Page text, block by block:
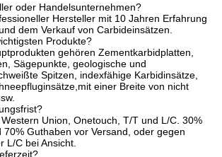
oder Handelsunternehmen?
Hersteller mit 10 Jahren Erfahrung
dem Verkauf von Carbideinsätzen.
Produkte?
gehören Zementkarbidplatten,
Sägepunkte, geologische und
Spitzen, indexfähige Karbidinsätze,
einer Breite von nicht
Union, Onetouch, T/T und L/C. 30%
70% Guthaben vor Versand, oder gegen
L/C bei Ansicht.